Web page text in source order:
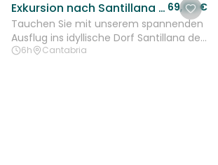
Exkursion nach Santillana del Mar und Altamira Museum von Santander aus 69,00 €
Tauchen Sie mit unserem spannenden
Ausflug ins idyllische Dorf Santillana del
Mar und das faszinierende Altamira-
6h Cantabria